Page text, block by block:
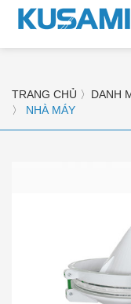
TRANG CHỦ 〉 DANH
〉 NHÀ MÁY